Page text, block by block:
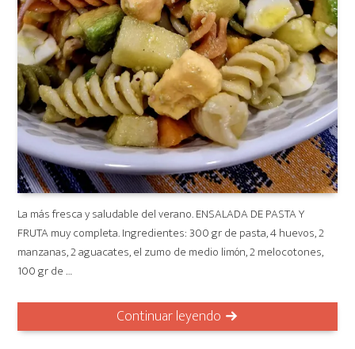
La más fresca y saludable del verano. ENSALADA DE PASTA Y
FRUTA muy completa. Ingredientes: 300 gr de pasta, 4 huevos, 2
manzanas, 2 aguacates, el zumo de medio limón, 2 melocotones,
100 gr de …
Continuar leyendo